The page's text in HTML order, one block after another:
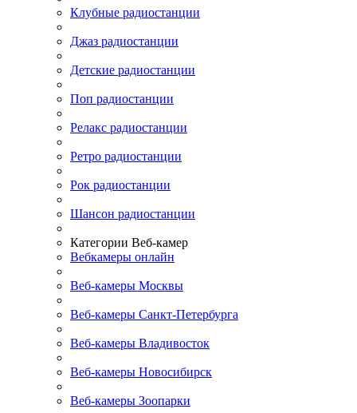
Клубные радиостанции
Джаз радиостанции
Детские радиостанции
Поп радиостанции
Релакс радиостанции
Ретро радиостанции
Рок радиостанции
Шансон радиостанции
Категории Веб-камер
Вебкамеры онлайн
Веб-камеры Москвы
Веб-камеры Санкт-Петербурга
Веб-камеры Владивосток
Веб-камеры Новосибирск
Веб-камеры Зоопарки